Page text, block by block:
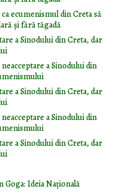
ca ecumenismul din Creta să
și fără tăgadă
a Sinodului din Creta, dar
neacceptare a Sinodului din
a Sinodului din Creta, dar
neacceptare a Sinodului din
a Sinodului din Creta, dar
Goga: Ideia Naţională